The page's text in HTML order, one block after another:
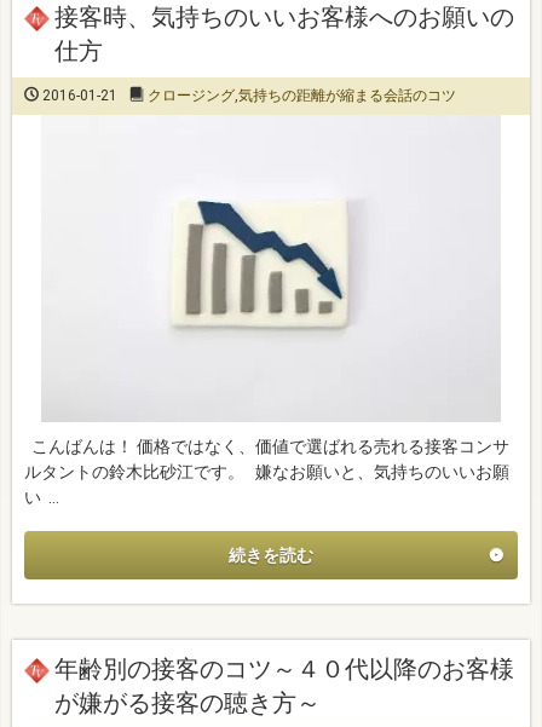
接客時、気持ちのいいお客様へのお願いの
仕方
2016-01-21 クロージング,気持ちの距離が縮まる会話のコツ
こんばんは！ 価格ではなく、価値で選ばれる売れる接客コンサ
ルタントの鈴木比砂江です。 嫌なお願いと、気持ちのいいお願
い …
続きを読む
年齢別の接客のコツ～４０代以降のお客様
が嫌がる接客の聴き方～